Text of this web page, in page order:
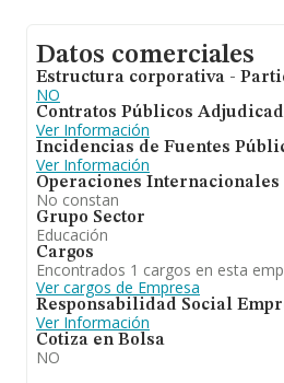
Datos comerciales
Estructura corporativa -
NO
Contratos Públicos
Ver Información
Incidencias de Fuentes
Ver Información
Operaciones Internacionales
No constan
Grupo Sector
Educación
Cargos
Encontrados 1 cargos en esta
Ver cargos de Empresa
Responsabilidad Social
Ver Información
Cotiza en Bolsa
NO